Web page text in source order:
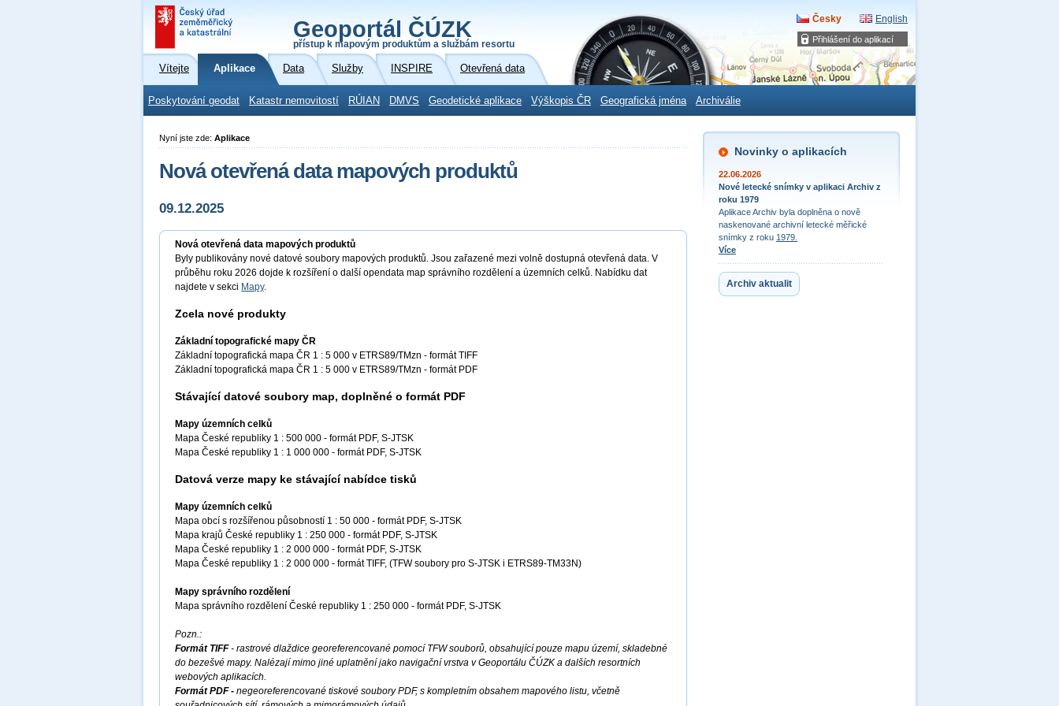
Přihlášení do aplikací
Geoportál ČÚZK
přístup k mapovým produktům a službám resortu
Česky English
Vítejte Aplikace Data Služby INSPIRE Otevřená data
Poskytování geodat Katastr nemovitostí RÚIAN DMVS Geodetické aplikace Výškopis ČR Geografická jména Archiválie
Novinky o aplikacích
22.06.2026
Nové letecké snímky v aplikaci Archiv z
roku 1979
Aplikace Archiv byla doplněna o nově
naskenované archivní letecké měřické
snímky z roku 1979.
Více
Archiv aktualit
Nyní jste zde: Aplikace
Nová otevřená data mapových produktů
09.12.2025
Nová otevřená data mapových produktů
Byly publikovány nové datové soubory mapových produktů. Jsou zařazené mezi volně dostupná otevřená data. V
průběhu roku 2026 dojde k rozšíření o další opendata map správního rozdělení a územních celků. Nabídku dat
najdete v sekci Mapy.
Zcela nové produkty
Základní topografické mapy ČR
Základní topografická mapa ČR 1 : 5 000 v ETRS89/TMzn - formát TIFF
Základní topografická mapa ČR 1 : 5 000 v ETRS89/TMzn - formát PDF
Stávající datové soubory map, doplněné o formát PDF
Mapy územních celků
Mapa České republiky 1 : 500 000 - formát PDF, S-JTSK
Mapa České republiky 1 : 1 000 000 - formát PDF, S-JTSK
Datová verze mapy ke stávající nabídce tisků
Mapy územních celků
Mapa obcí s rozšířenou působností 1 : 50 000 - formát PDF, S-JTSK
Mapa krajů České republiky 1 : 250 000 - formát PDF, S-JTSK
Mapa České republiky 1 : 2 000 000 - formát PDF, S-JTSK
Mapa České republiky 1 : 2 000 000 - formát TIFF, (TFW soubory pro S-JTSK i ETRS89-TM33N)
Mapy správního rozdělení
Mapa správního rozdělení České republiky 1 : 250 000 - formát PDF, S-JTSK
Pozn.:
Formát TIFF- rastrové dlaždice georeferencované pomocí TFW souborů, obsahující pouze mapu území, skladebné
do bezešvé mapy. Nalézají mimo jiné uplatnění jako navigační vrstva v Geoportálu ČÚZK a dalších resortních
webových aplikacích.
Formát PDF - negeoreferencované tiskové soubory PDF, s kompletním obsahem mapového listu, včetně